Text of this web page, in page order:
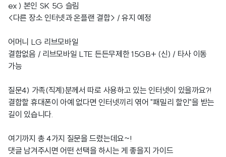
ex ) 본인 SK 5G 슬림
<다른 장소 인터넷과 온플랜 결합> / 유지 예정
어머니 LG 리브모바일
결합없음 / 리브모바일 LTE 든든무제한 15GB+ (신) / 타사 이동
가능
질문4) 가족(직계)분께서 따로 사용하고 있는 인터넷이 있을까요?!
결합할 휴대폰이 아예 없다면 인터넷끼리 엮어 "패밀리 할인"을 받는
길이 있습니다.
여기까지 총 4가지 질문을 드렸는데요~!
댓글 남겨주시면 어떤 선택을 하시는 게 좋을지 가이드